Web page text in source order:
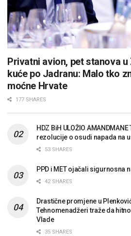
Privatni avion, pet stanova u
kuće po Jadranu: Malo tko
moćne Hrvate
177 SHARES
HDZ BiH ULOŽIO
rezolucije o osudi napada na
53 SHARES
PPD i MET ojačali sigurnosna
42 SHARES
Drastične promjene u
Tehnomenadžeri traže da
Vlade
35 SHARES